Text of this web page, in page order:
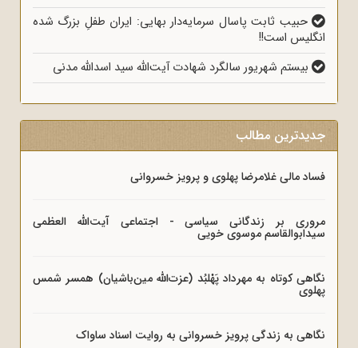
حبیب ثابت پاسال سرمایه‌دار بهایی: ایران طفلِ بزرگ شده
انگلیس است!!
بیستم شهریور سالگرد شهادت آیت‌الله سید اسدالله مدنی
جدیدترین مطالب
فساد مالی غلامرضا پهلوی و پرویز خسروانی
مروری بر زندگانی سیاسی - اجتماعی آیت‌الله العظمی
سیدابوالقاسم موسوی خویی
نگاهی کوتاه به مهرداد پَهْلبُد (عزت‌الله مین‌باشیان) همسر شمس
پهلوی
نگاهی به زندگی پرویز خسروانی به روایت اسناد ساواک